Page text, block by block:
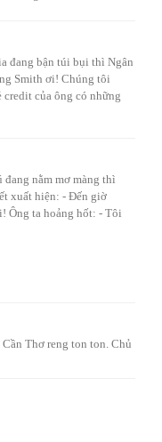
đang bận túi bụi thì Ngân
Smith ơi! Chúng tôi
credit của ông có những
nằm mơ màng thì
xuất hiện: - Đến giờ
Ông ta hoảng hốt: - Tôi
Thơ reng ton ton. Chủ